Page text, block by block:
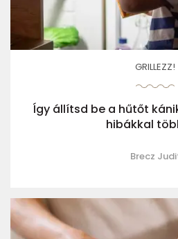
GRILLEZZ!
Így állítsd be a hűtőt
hibákkal
Brecz